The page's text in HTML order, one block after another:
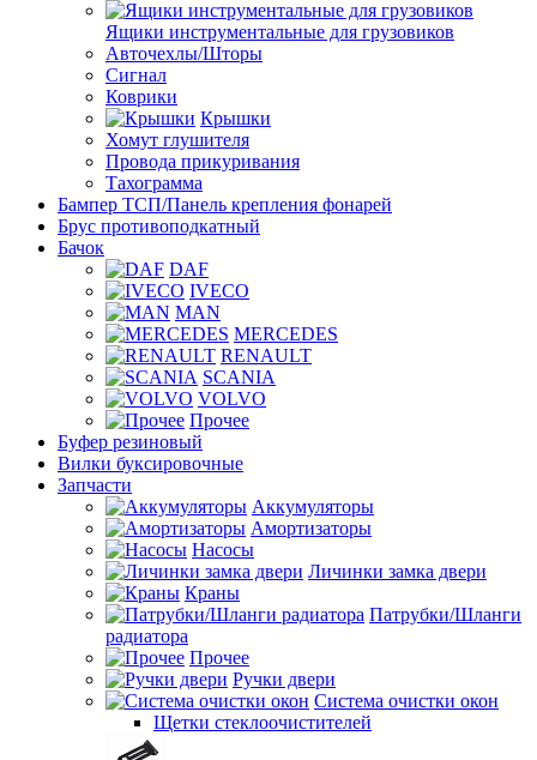
Ящики инструментальные для грузовиков
Авточехлы/Шторы
Сигнал
Коврики
Крышки
Хомут глушителя
Провода прикуривания
Тахограмма
Бампер ТСП/Панель крепления фонарей
Брус противоподкатный
Бачок
DAF
IVECO
MAN
MERCEDES
RENAULT
SCANIA
VOLVO
Прочее
Буфер резиновый
Вилки буксировочные
Запчасти
Аккумуляторы
Амортизаторы
Насосы
Личинки замка двери
Краны
Патрубки/Шланги
радиатора
Прочее
Ручки двери
Система очистки окон
Щетки стеклоочистителей